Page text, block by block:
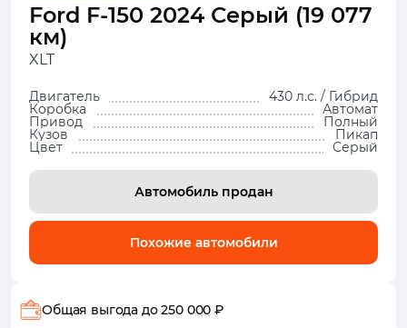
Ford F-150 2024 Серый (19 077
км)
XLT
Двигатель 430 л.с. / Гибрид
Коробка Автомат
Привод Полный
Кузов Пикап
Цвет Серый
Автомобиль продан
Похожие автомобили
Общая выгода до 250 000 ₽